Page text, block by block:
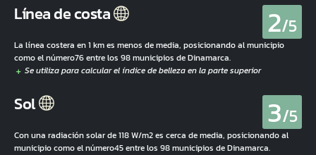
Línea de costa 2/5
La línea costera en 1 km es menos de media, posicionando al municipio
como el número76 entre los 98 municipios de Dinamarca.
Sol 3/5
Con una radiación solar de 118 W/m2 es cerca de media, posicionando al
municipio como el número45 entre los 98 municipios de Dinamarca.